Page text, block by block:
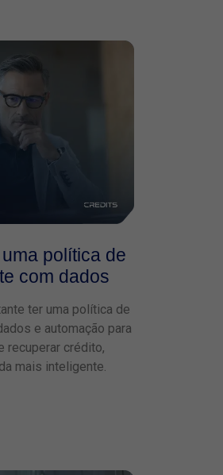
política de
com dados
ter uma política de
e automação para
recuperar crédito,
mais inteligente.